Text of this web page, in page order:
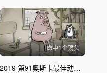
命中1个镜头
2019 第91奥斯卡最佳动画短片 《动物行为》